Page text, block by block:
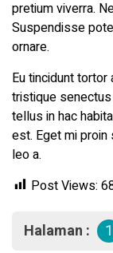
pretium viverra.
Suspendisse
ornare.
Eu tincidunt
tristique
tellus in hac
est. Eget mi
leo a.
Post Views:
Halaman : 1